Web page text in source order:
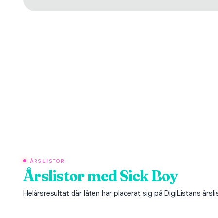
ÅRSLISTOR
Årslistor medSick Boy
Helårsresultat där låten har placerat sig på DigiListans